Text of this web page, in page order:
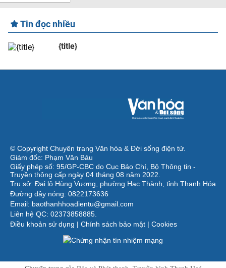
Tin đọc nhiều
{title}
© Copyright Chuyên trang Văn hóa & Đời sống điện tử.
Giám đốc: Phạm Văn Báu
Giấy phép số: 95/GP-CBC do Cục Báo Chí, Bộ Thông tin -
Truyền thông cấp ngày 04 tháng 08 năm 2022.
Trụ sở: Đại lộ Hùng Vương, phường Hạc Thành, tỉnh Thanh Hóa
Đường dây nóng: 0822173636
Email: baothanhhoadientu@gmail.com
Liên hệ QC: 02373858885.
Điều khoản sử dụng | Chính sách bảo mật | Cookies